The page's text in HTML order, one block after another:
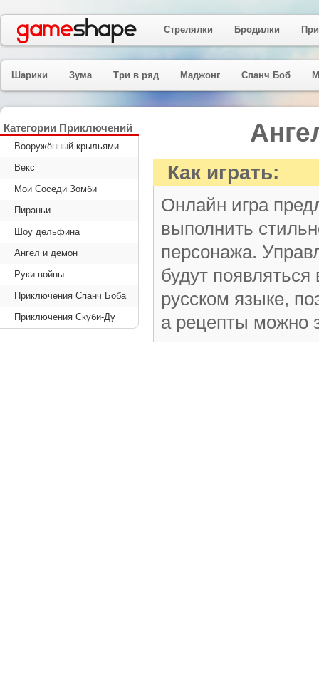
Как играть:
Онлайн игра
выполнить
персонажа.
будут
русском языке,
а рецепты можно
Категории Приключений
Вооружённый крыльями
Векс
Мои Соседи Зомби
Пираньи
Шоу дельфина
Ангел и демон
Руки войны
Приключения Спанч Боба
Приключения Скуби-Ду
Стрелялки Бродилки
Шарики Зума Три в ряд Маджонг Спанч Боб